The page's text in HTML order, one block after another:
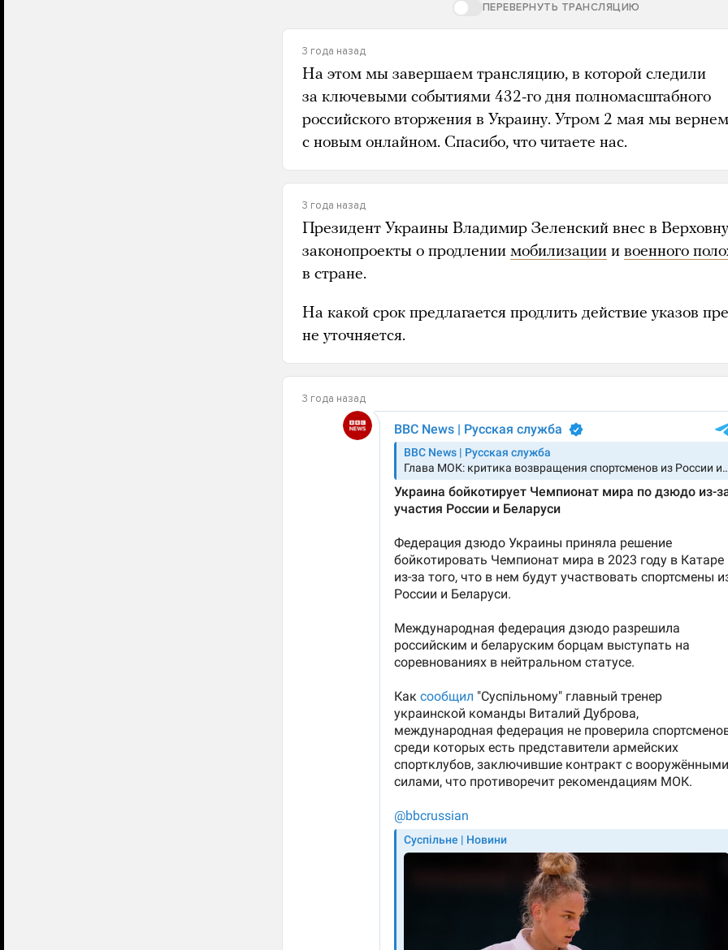
ПЕРЕВЕРНУТЬ ТРАНСЛЯЦИЮ
3 года назад
На этом мы завершаем трансляцию, в которой следили
за ключевыми событиями 432-го дня полномасштабного
российского вторжения в Украину. Утром 2 мая мы
с новым онлайном. Спасибо, что читаете нас.
3 года назад
Президент Украины Владимир Зеленский внес в
законопроекты о продлении мобилизации и военного
в стране.
На какой срок предлагается продлить действие указов
не уточняется.
3 года назад